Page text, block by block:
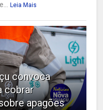
Leia Mais
convoca
cobrar
apagões